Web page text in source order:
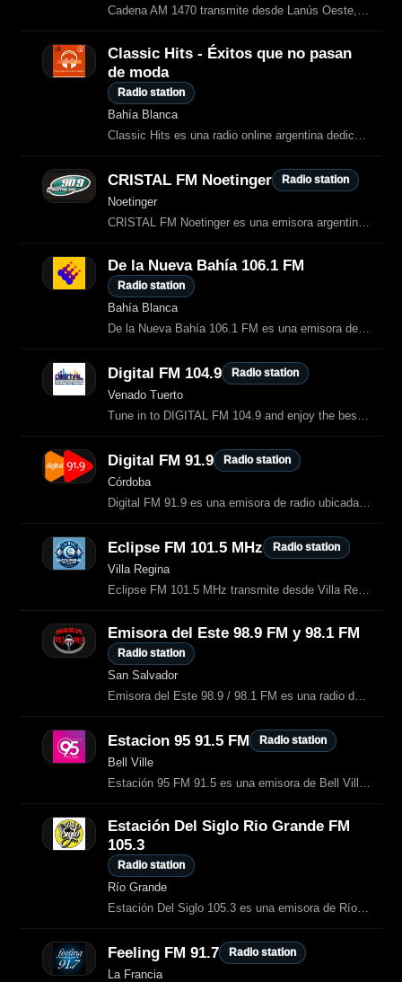
Cadena AM 1470 transmite desde Lanús Oeste, en la provincia de Buenos Aires
Classic Hits - Éxitos que no pasan
de moda
Radio station
Bahía Blanca
Classic Hits es una radio online argentina dedicada a los grandes éxitos de los
CRISTAL FM Noetinger Radio station
Noetinger
CRISTAL FM Noetinger es una emisora argentina que ofrece una cuidada selección
De la Nueva Bahía 106.1 FM
Radio station
Bahía Blanca
De la Nueva Bahía 106.1 FM es una emisora de Bahía Blanca con más de cuatro
Digital FM 104.9 Radio station
Venado Tuerto
Tune in to DIGITAL FM 104.9 and enjoy the best of Spanish (Argentina) General radio.
Digital FM 91.9 Radio station
Córdoba
Digital FM 91.9 es una emisora de radio ubicada en Córdoba, Argentina, que se especializa en la música contemporánea para adultos y clásicos atemporales.
Eclipse FM 101.5 MHz Radio station
Villa Regina
Eclipse FM 101.5 MHz transmite desde Villa Regina, provincia de Río Negro
Emisora del Este 98.9 FM y 98.1 FM
Radio station
San Salvador
Emisora del Este 98.9 / 98.1 FM es una radio de San Salvador (Entre Ríos)
Estacion 95 91.5 FM Radio station
Bell Ville
Estación 95 FM 91.5 es una emisora de Bell Ville que combina programas locales
Estación Del Siglo Rio Grande FM
105.3
Radio station
Río Grande
Estación Del Siglo 105.3 es una emisora de Río Grande con una programación que
Feeling FM 91.7 Radio station
La Francia